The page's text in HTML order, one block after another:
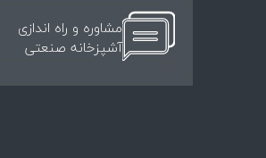
مشاوره و راه اندازی
آشپزخانه صنعتی